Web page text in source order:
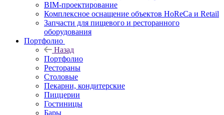
BIM-проектирование
Комплексное оснащение объектов HoReCa и Retail
Запчасти для пищевого и ресторанного
оборудования
Портфолио
Назад
Портфолио
Рестораны
Столовые
Пекарни, кондитерские
Пиццерии
Гостиницы
Бары